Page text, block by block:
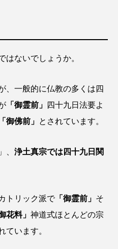
はないでしょうか。
、一般的に仏教の多くは四
「御霊前」
四十九日法要よ
御佛前」 とされています。
、 浄土真宗では四十九日関
トリック派で「御霊前」 そ
花料」 神道式ほとんどの宗
ています。